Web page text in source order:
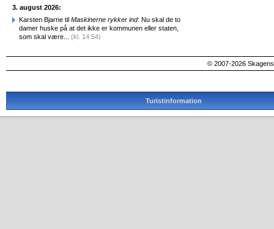
3. august 2026:
Karsten Bjarne til Maskinerne rykker ind: Nu skal de to
damer huske på at det ikke er kommunen eller staten,
som skal være... (kl. 14:54)
© 2007-2026
Turistinformation